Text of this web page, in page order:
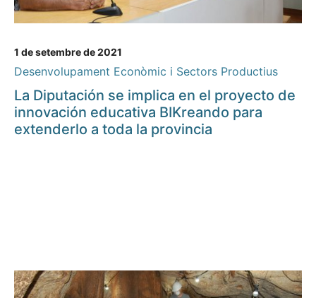
1 de setembre de 2021
Desenvolupament Econòmic i Sectors Productius
La Diputación se implica en el proyecto de
innovación educativa BIKreando para
extenderlo a toda la provincia